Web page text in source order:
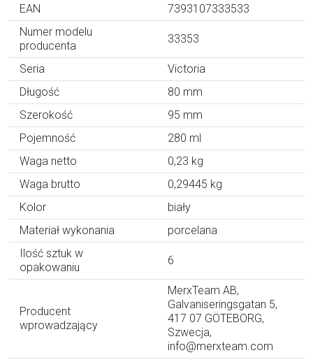
EAN
7393107333533
Numer modelu
producenta
33353
Seria
Victoria
Długość
80 mm
Szerokość
95 mm
Pojemność
280 ml
Waga netto
0,23 kg
Waga brutto
0,29445 kg
Kolor
biały
Materiał wykonania
porcelana
Ilość sztuk w
opakowaniu
6
Producent
wprowadzający
MerxTeam AB,
Galvaniseringsgatan 5,
417 07 GÖTEBORG,
Szwecja,
info@merxteam.com